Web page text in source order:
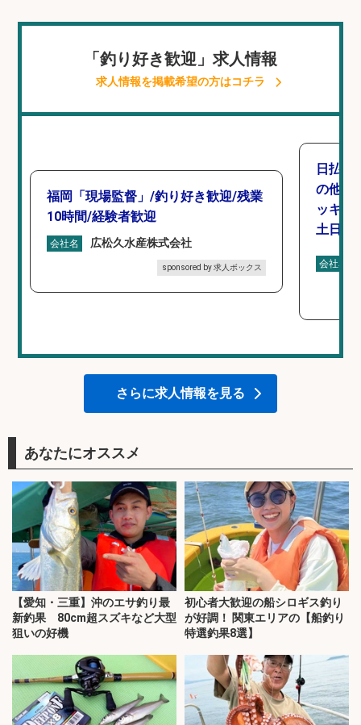
「釣り好き歓迎」求人情報
求人情報を掲載希望の方はコチラ
福岡「現場監督」/釣り好き歓迎/残業
10時間/経験者歓迎
会社名 広松久水産株式会社
sponsored by 求人ボックス
日払い
の他/
ッキン
土日休
会社名
さらに求人情報を見る
あなたにオススメ
【愛知・三重】沖のエサ釣り最
新釣果 80cm超スズキなど大型
狙いの好機
初心者大歓迎の船シロギス釣り
が好調！ 関東エリアの【船釣り
特選釣果8選】